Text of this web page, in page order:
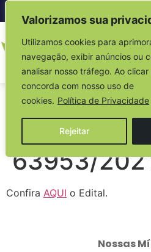
Valorizamos sua
Utilizamos cookies para
navegação, exibir anúncios ou
analisar nosso tráfego. Ao clicar
concorda com nosso uso de
cookies. Política de Privacidade
Rejeitar
Edital
Eletrônico Nº
63953/
Confira AQUI o Edital.
Nossas